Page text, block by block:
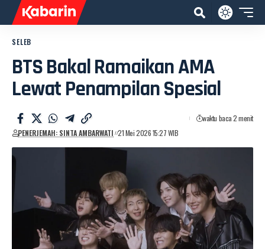
SELEB
BTS Bakal Ramaikan AMA
Lewat Penampilan Spesial
PENERJEMAH: SINTA AMBARWATI 21 Mei 2026 15:27 WIB
waktu baca 2 menit